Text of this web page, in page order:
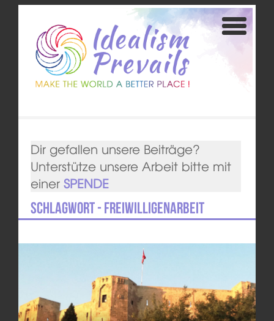
Dir gefallen unsere Beiträge?
Unterstütze unsere Arbeit bitte mit
einer SPENDE
Schlagwort - Freiwilligenarbeit